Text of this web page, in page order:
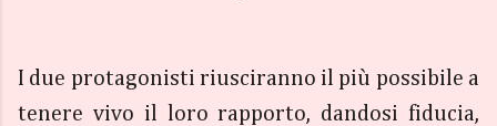
I due protagonisti riusciranno il più possibile a
tenere vivo il loro rapporto, dandosi fiducia,